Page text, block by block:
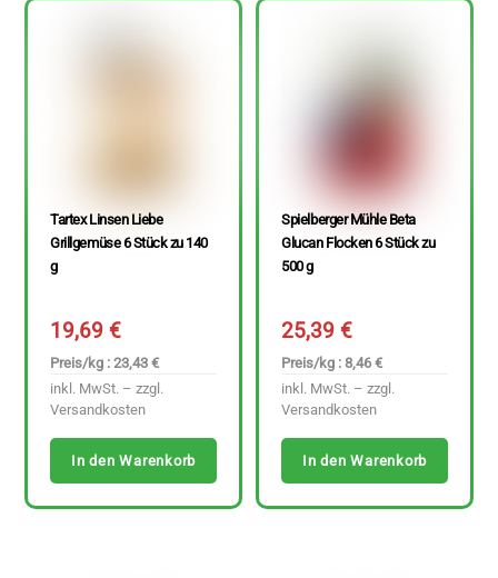
Tartex Linsen Liebe
Grillgemüse 6 Stück zu 140
g
19,69€
Preis/kg : 23,43 €
inkl. MwSt. – zzgl.
Versandkosten
In den Warenkorb
Spielberger Mühle Beta
Glucan Flocken 6 Stück zu
500 g
25,39€
Preis/kg : 8,46 €
inkl. MwSt. – zzgl.
Versandkosten
In den Warenkorb